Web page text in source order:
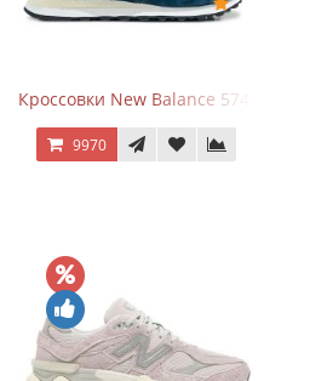
Кроссовки New Balance 574 Navy Grey
9970